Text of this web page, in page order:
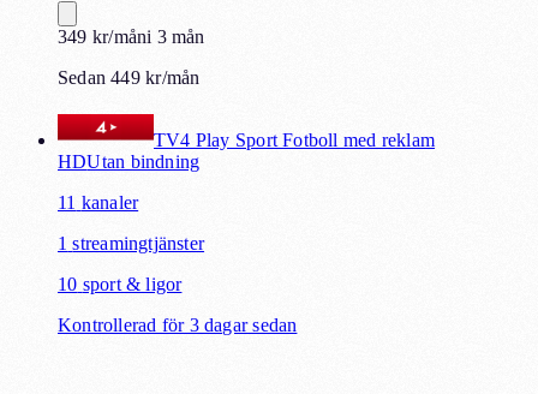
349 kr/måni 3 mån
Sedan 449 kr/mån
TV4 Play Sport Fotboll med reklam
HDUtan bindning
11 kanaler
1 streamingtjänster
10 sport & ligor
Kontrollerad för 3 dagar sedan